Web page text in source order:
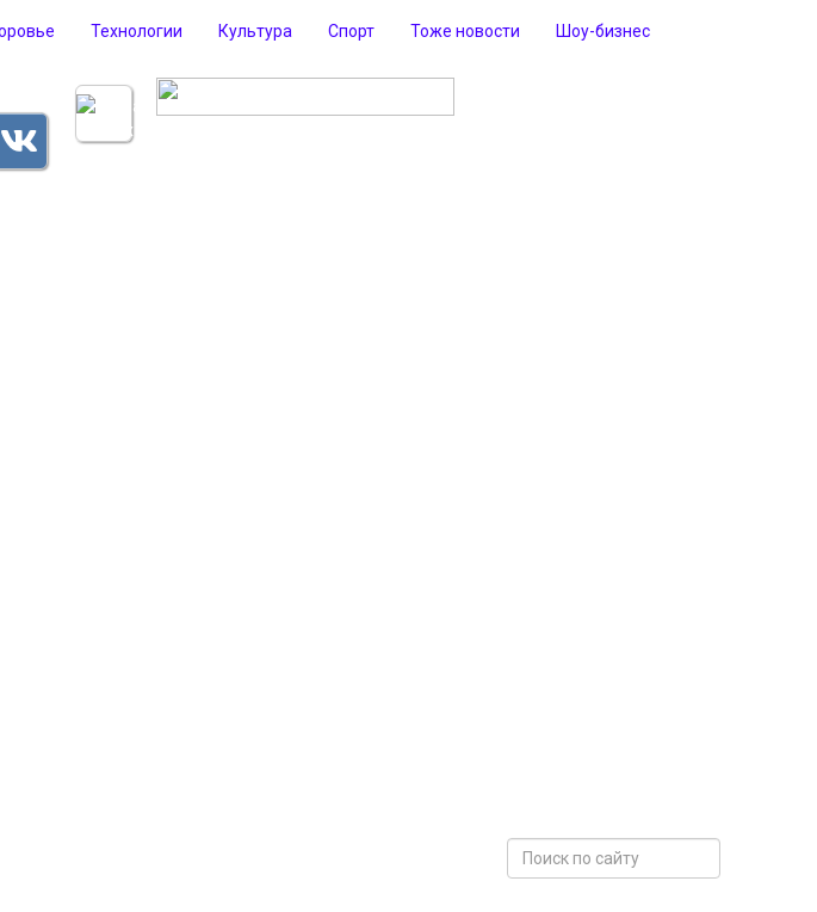
Технологии Культура Спорт Тоже новости Шоу-бизнес